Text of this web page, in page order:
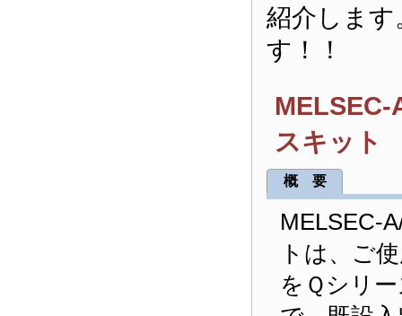
紹介します
す！！
MELSEC-
スキット
概 要
MELSEC-
トは、ご
をＱシリ